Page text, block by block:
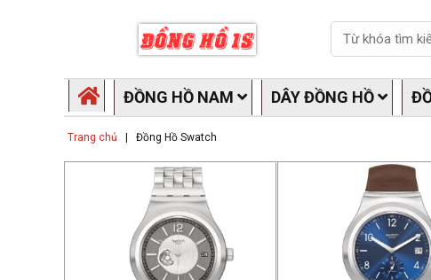
Search
ĐỒNG HỒ NAM DÂY ĐỒNG HỒ
Trang chủ Đồng Hồ Swatch